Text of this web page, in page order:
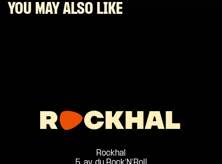
YOU MAY ALSO LIKE
Rockhal